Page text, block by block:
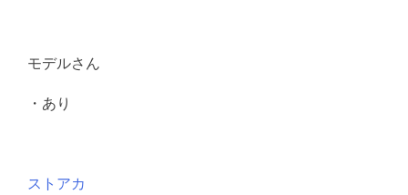
モデルさん
・あり
ストアカ